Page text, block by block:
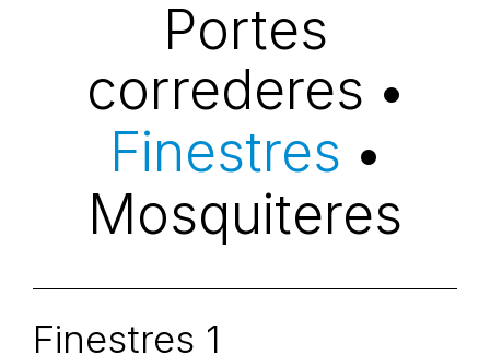
Portes
correderes •
Finestres •
Mosquiteres
Finestres 1